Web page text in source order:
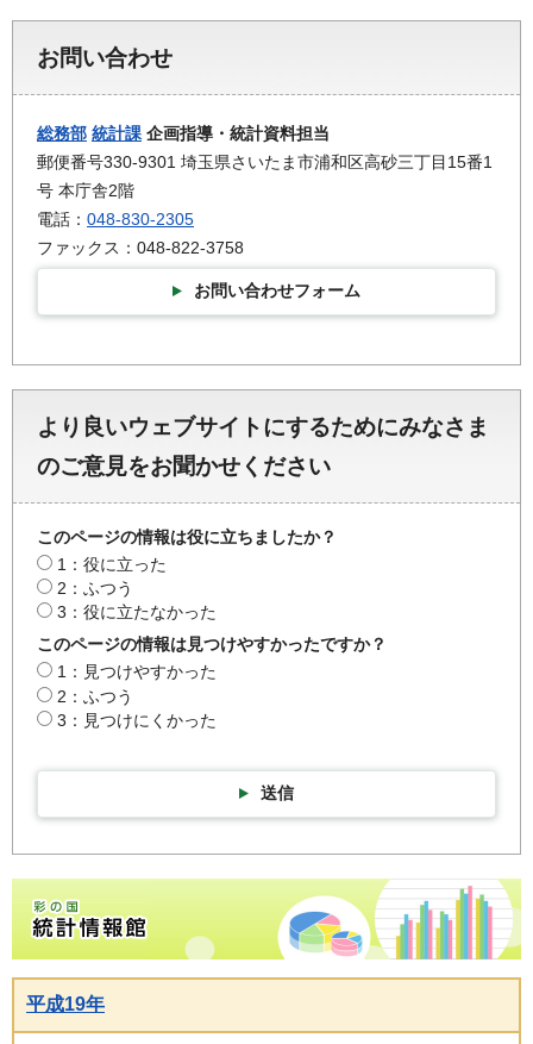
お問い合わせ
総務部 統計課 企画指導・統計資料担当
郵便番号330-9301 埼玉県さいたま市浦和区高砂三丁目15番1
号 本庁舎2階
電話： 048-830-2305
ファックス：048-822-3758
お問い合わせフォーム
より良いウェブサイトにするためにみなさま
のご意見をお聞かせください
このページの情報は役に立ちましたか？
1：役に立った
2：ふつう
3：役に立たなかった
このページの情報は見つけやすかったですか？
1：見つけやすかった
2：ふつう
3：見つけにくかった
送信
彩の国統計情報館トップページ
平成19年